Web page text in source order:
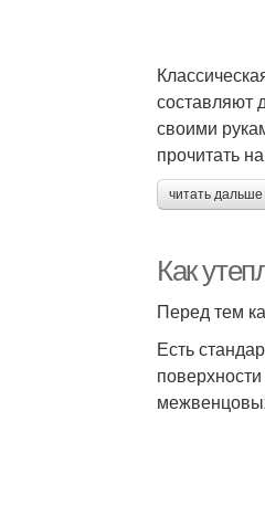
составляют
своими
прочитать
читать
Как
Перед тем
Есть